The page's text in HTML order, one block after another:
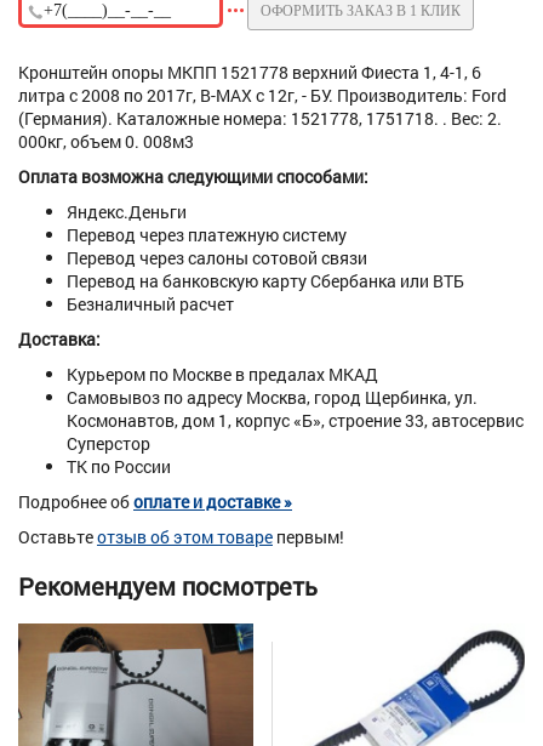
ОФОРМИТЬ ЗАКАЗ В 1 КЛИК
Кронштейн опоры МКПП 1521778 верхний Фиеста 1, 4-1, 6
литра с 2008 по 2017г, B-MAX с 12г, - БУ. Производитель: Ford
(Германия). Каталожные номера: 1521778, 1751718. . Вес: 2.
000кг, объем 0. 008м3
Оплата возможна следующими способами:
Яндекс.Деньги
Перевод через платежную систему
Перевод через салоны сотовой связи
Перевод на банковскую карту Сбербанка или ВТБ
Безналичный расчет
Доставка:
Курьером по Москве в предалах МКАД
Самовывоз по адресу Москва, город Щербинка, ул.
Космонавтов, дом 1, корпус «Б», строение 33, автосервис
Суперстор
ТК по России
Подробнее обоплате и доставке »
Оставьтеотзыв об этом товаре первым!
Рекомендуем посмотреть